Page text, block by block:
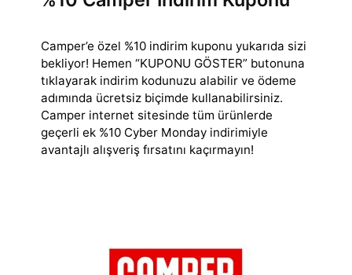
Camper’e özel %10 indirim kuponu yukarıda sizi
bekliyor! Hemen “KUPONU GÖSTER” butonuna
tıklayarak indirim kodunuzu alabilir ve ödeme
adımında ücretsiz biçimde kullanabilirsiniz.
Camper internet sitesinde tüm ürünlerde
geçerli ek %10 Cyber Monday indirimiyle
avantajlı alışveriş fırsatını kaçırmayın!